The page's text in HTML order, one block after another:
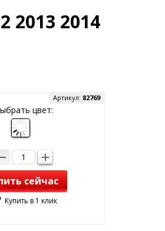
2013 2014
Артикул: 82769
цвет:
сейчас
Купить в 1 клик